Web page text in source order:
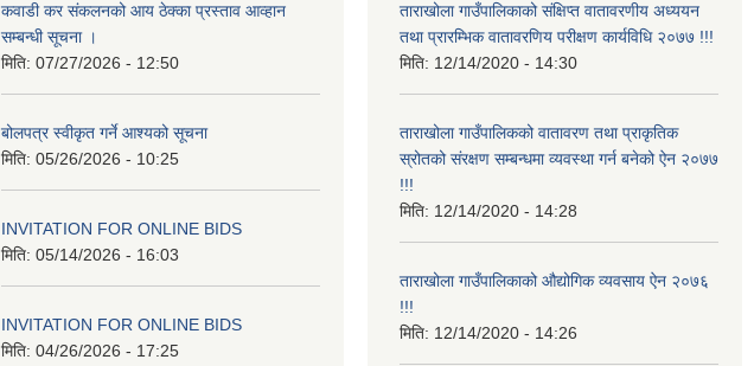
कवाडी कर संकलनको आय ठेक्का प्रस्ताव आव्हान
सम्बन्धी सूचना ।
मिति: 07/27/2026 - 12:50
बोलपत्र स्वीकृत गर्ने आश्यको सूचना
मिति: 05/26/2026 - 10:25
INVITATION FOR ONLINE BIDS
मिति: 05/14/2026 - 16:03
INVITATION FOR ONLINE BIDS
मिति: 04/26/2026 - 17:25
ताराखोला गाउँपालिकाको संक्षिप्त वातावरणीय अध्ययन
तथा प्रारम्भिक वातावरणिय परीक्षण कार्यविधि २०७७ !!!
मिति: 12/14/2020 - 14:30
ताराखोला गाउँपालिकको वातावरण तथा प्राकृतिक
स्रोतको संरक्षण सम्बन्धमा व्यवस्था गर्न बनेको ऐन २०७७
!!!
मिति: 12/14/2020 - 14:28
ताराखोला गाउँपालिकाक‍ो औद्योगिक व्यवसाय ऐन २०७६
!!!
मिति: 12/14/2020 - 14:26